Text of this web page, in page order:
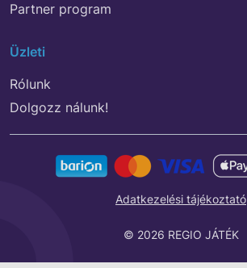
Partner program
Üzleti
Rólunk
Dolgozz nálunk!
© 2026 REGIO JÁTÉK
Adatkezelési tájékoztató